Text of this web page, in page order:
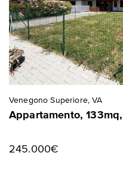
Venegono Superiore, VA
Appartamento,
245.000€